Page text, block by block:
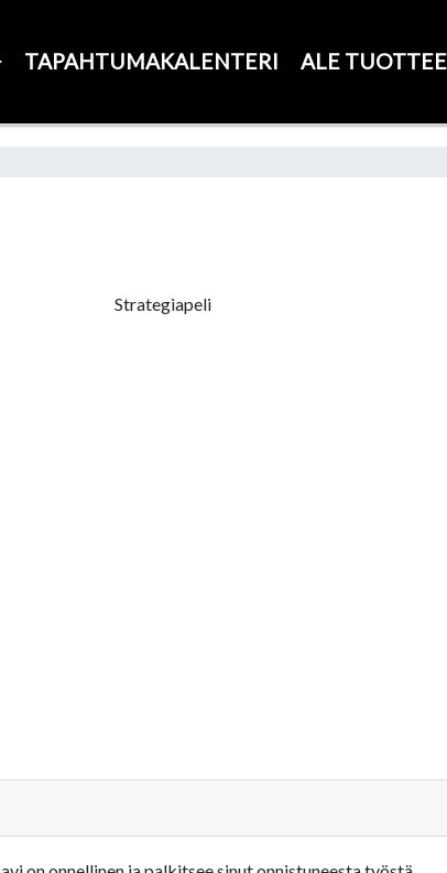
TAPAHTUMAKALENTERI ALE
Strategiapeli